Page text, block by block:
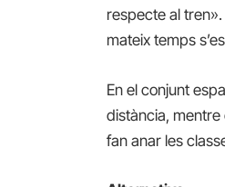
respecte al
mateix temps
En el conjunt
distància, mentre
fan anar les